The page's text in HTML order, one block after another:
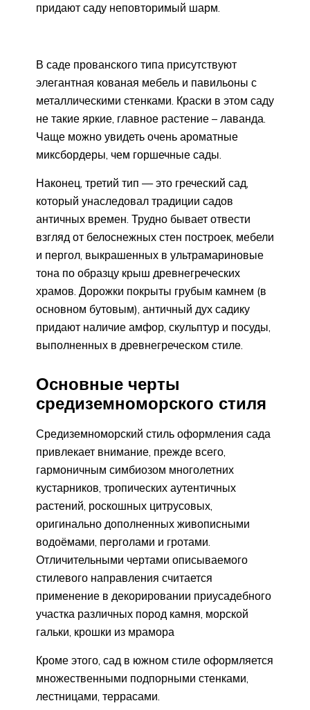
придают саду неповторимый шарм.
В саде прованского типа присутствуют
элегантная кованая мебель и павильоны с
металлическими стенками. Краски в этом саду
не такие яркие, главное растение – лаванда.
Чаще можно увидеть очень ароматные
миксбордеры, чем горшечные сады.
Наконец, третий тип — это греческий сад,
который унаследовал традиции садов
античных времен. Трудно бывает отвести
взгляд от белоснежных стен построек, мебели
и пергол, выкрашенных в ультрамариновые
тона по образцу крыш древнегреческих
храмов. Дорожки покрыты грубым камнем (в
основном бутовым), античный дух садику
придают наличие амфор, скульптур и посуды,
выполненных в древнегреческом стиле.
Основные черты
средиземноморского стиля
Средиземноморский стиль оформления сада
привлекает внимание, прежде всего,
гармоничным симбиозом многолетних
кустарников, тропических аутентичных
растений, роскошных цитрусовых,
оригинально дополненных живописными
водоёмами, перголами и гротами.
Отличительными чертами описываемого
стилевого направления считается
применение в декорировании приусадебного
участка различных пород камня, морской
гальки, крошки из мрамора
Кроме этого, сад в южном стиле оформляется
множественными подпорными стенками,
лестницами, террасами.